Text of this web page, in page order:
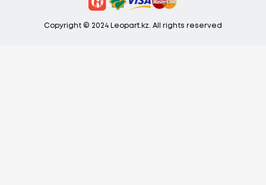
Copyright © 2024 Leopart.kz. All rights reserved